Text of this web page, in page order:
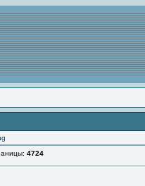
4724